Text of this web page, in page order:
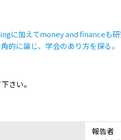
に加えてmoney and financeも
的に論じ、学会のあり方を探る。
さい。
報告者